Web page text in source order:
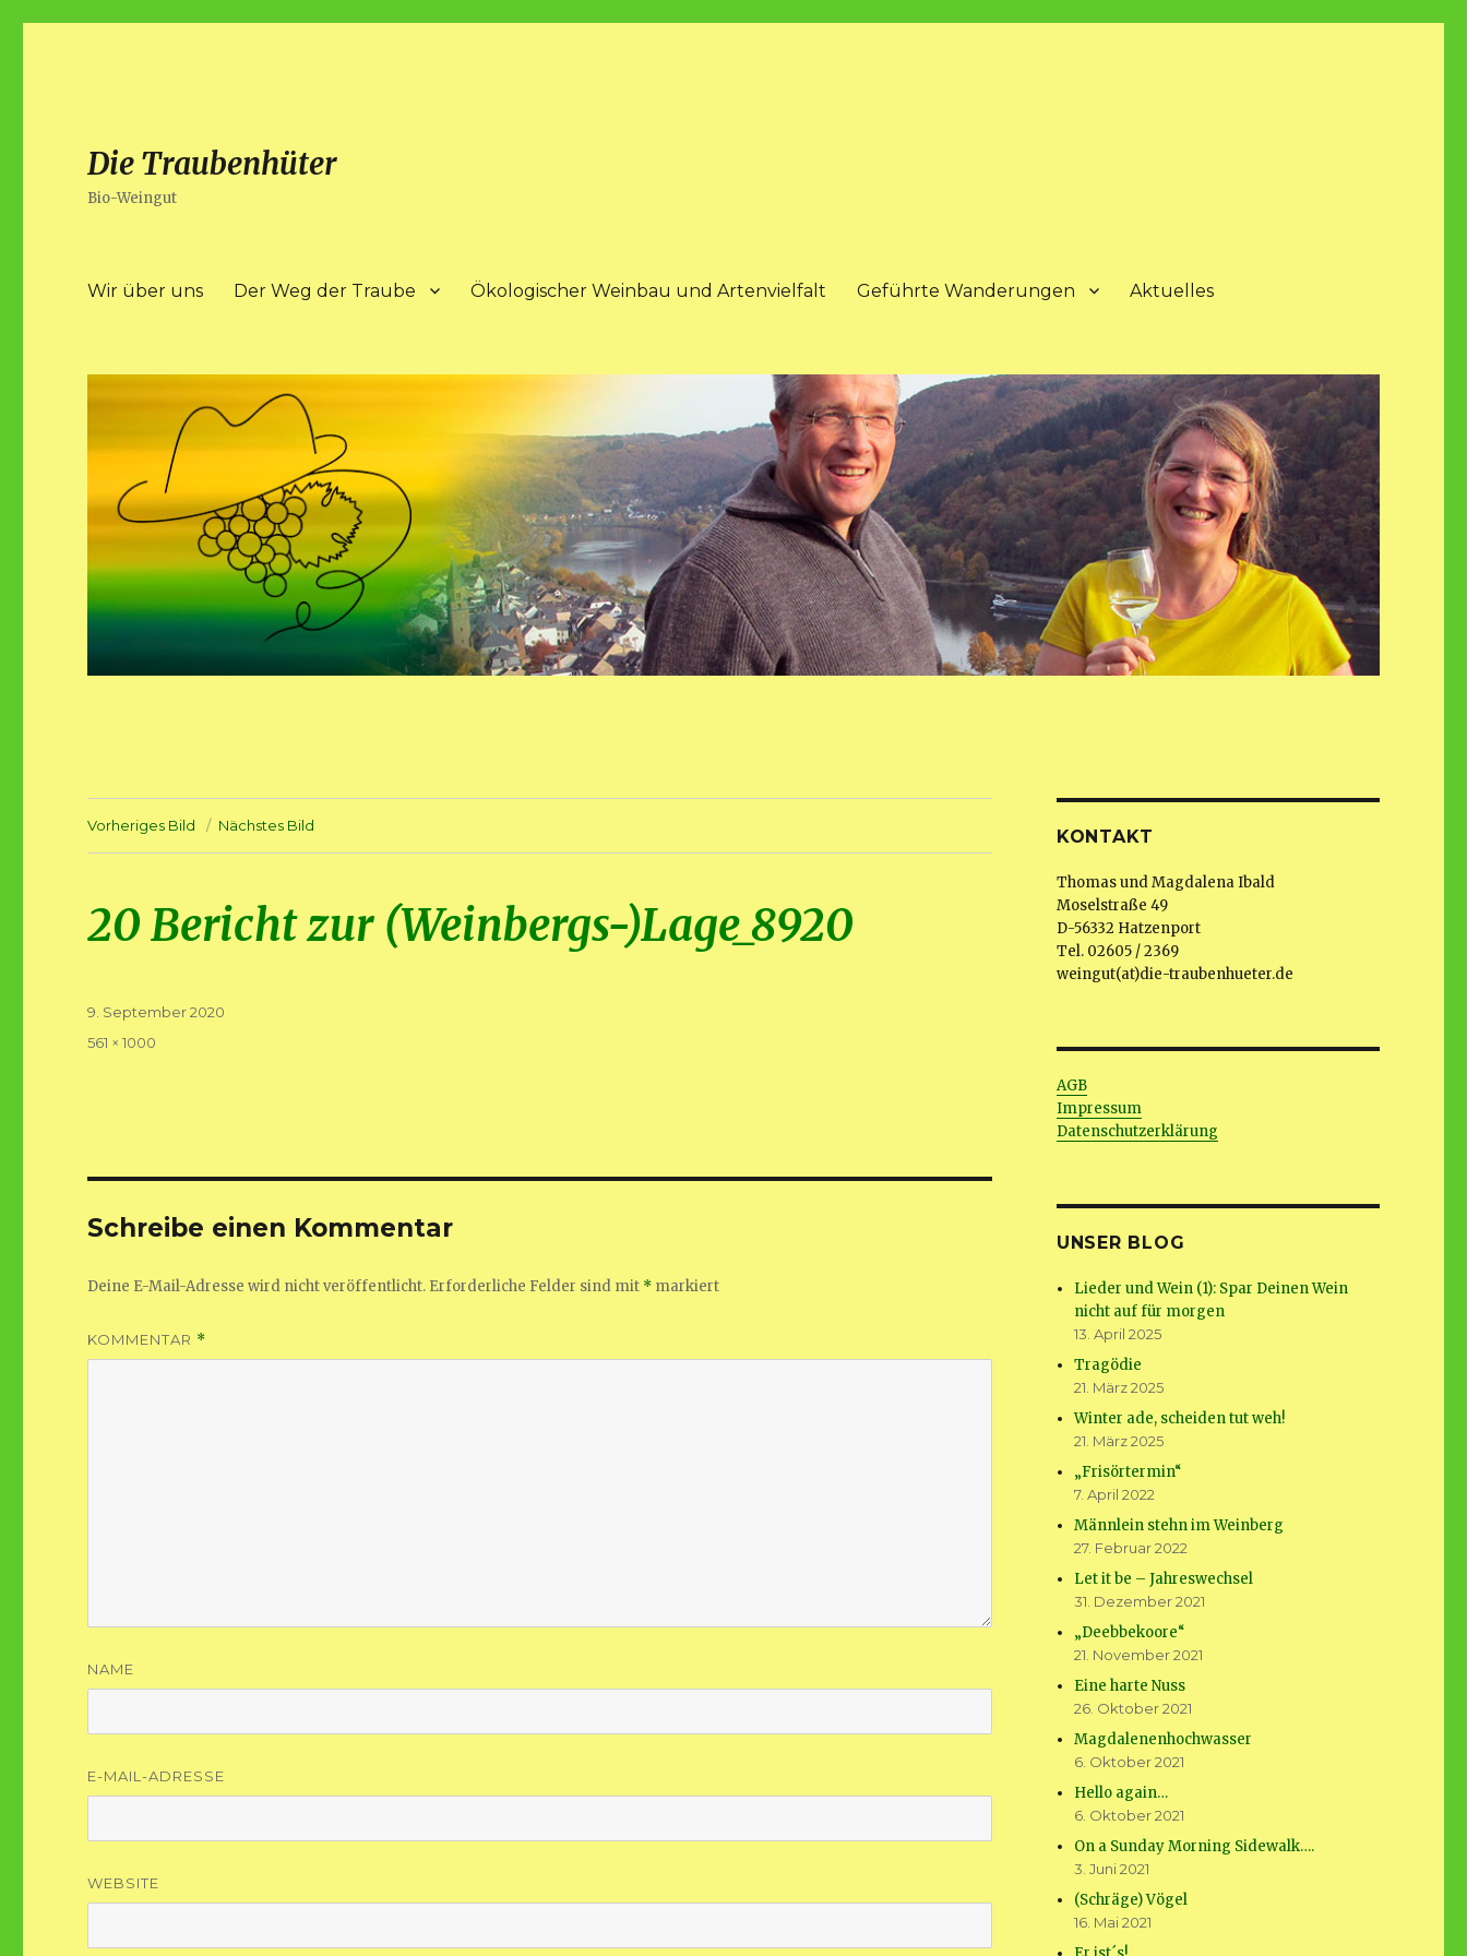
Die Traubenhüter
Bio-Weingut
Wir über uns Der Weg der Traube Ökologischer Weinbau und Artenvielfalt Geführte Wanderungen Aktuelles
Vorheriges Bild Nächstes Bild
20 Bericht zur (Weinbergs-)Lage_8920
Veröffentlicht
9. September 2020
Volle
561 × 1000
Schreibe einen Kommentar
Deine E-Mail-Adresse wird nicht veröffentlicht. Erforderliche Felder sind mit * markiert
KOMMENTAR *
NAME
E-MAIL-ADRESSE
WEBSITE
KONTAKT
Thomas und Magdalena Ibald
Moselstraße 49
D-56332 Hatzenport
Tel. 02605 / 2369
weingut(at)die-traubenhueter.de
AGB
Impressum
Datenschutzerklärung
UNSER BLOG
Lieder und Wein (1): Spar Deinen Wein
nicht auf für morgen
13. April 2025
Tragödie
21. März 2025
Winter ade, scheiden tut weh!
21. März 2025
„Frisörtermin“
7. April 2022
Männlein stehn im Weinberg
27. Februar 2022
Let it be – Jahreswechsel
31. Dezember 2021
„Deebbekoore“
21. November 2021
Eine harte Nuss
26. Oktober 2021
Magdalenenhochwasser
6. Oktober 2021
Hello again…
6. Oktober 2021
On a Sunday Morning Sidewalk….
3. Juni 2021
(Schräge) Vögel
16. Mai 2021